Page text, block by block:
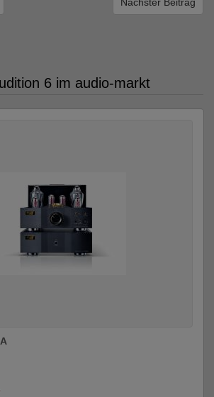
6 im audio-markt